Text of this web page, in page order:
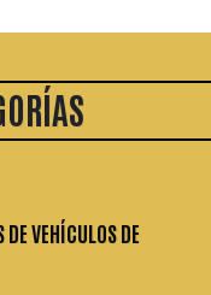
VEHÍCULOS DE